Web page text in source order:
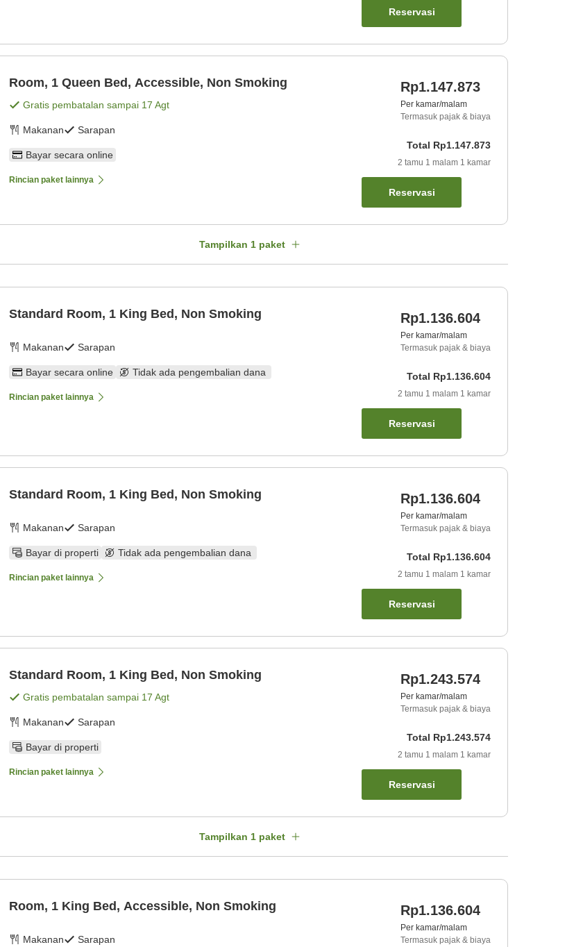
Reservasi
Room, 1 Queen Bed, Accessible, Non Smoking
Gratis pembatalan sampai 17 Agt
Makanan Sarapan
Bayar secara online
Rincian paket lainnya
Rp1.147.873
Per kamar/malam
Termasuk pajak & biaya
Total Rp1.147.873
2 tamu 1 malam 1 kamar
Reservasi
Tampilkan 1 paket
Standard Room, 1 King Bed, Non Smoking
Makanan Sarapan
Bayar secara online Tidak ada pengembalian dana
Rincian paket lainnya
Rp1.136.604
Per kamar/malam
Termasuk pajak & biaya
Total Rp1.136.604
2 tamu 1 malam 1 kamar
Reservasi
Standard Room, 1 King Bed, Non Smoking
Makanan Sarapan
Bayar di properti Tidak ada pengembalian dana
Rincian paket lainnya
Rp1.136.604
Per kamar/malam
Termasuk pajak & biaya
Total Rp1.136.604
2 tamu 1 malam 1 kamar
Reservasi
Standard Room, 1 King Bed, Non Smoking
Gratis pembatalan sampai 17 Agt
Makanan Sarapan
Bayar di properti
Rincian paket lainnya
Rp1.243.574
Per kamar/malam
Termasuk pajak & biaya
Total Rp1.243.574
2 tamu 1 malam 1 kamar
Reservasi
Tampilkan 1 paket
Room, 1 King Bed, Accessible, Non Smoking
Makanan Sarapan
Rp1.136.604
Per kamar/malam
Termasuk pajak & biaya